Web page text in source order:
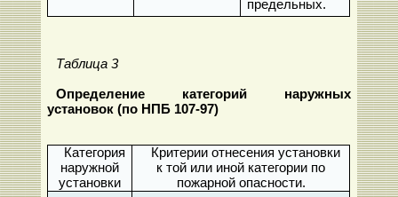
предельных.
Таблица 3
Определение категорий наружных
установок (по НПБ 107-97)
Категория
наружной
установки
Критерии отнесения установки
к той или иной категории по
пожарной опасности.